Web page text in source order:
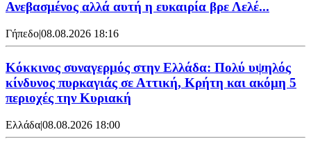
Ανεβασμένος αλλά αυτή η ευκαιρία βρε Λελέ...
Γήπεδο|08.08.2026 18:16
Κόκκινος συναγερμός στην Ελλάδα: Πολύ υψηλός
κίνδυνος πυρκαγιάς σε Αττική, Κρήτη και ακόμη 5
περιοχές την Κυριακή
Ελλάδα|08.08.2026 18:00